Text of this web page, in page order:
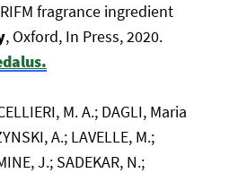
RIFM fragrance ingredient
, Oxford, In Press, 2020.
M. A.; DAGLI, Maria
A.; LAVELLE, M.;
J.; SADEKAR, N.;